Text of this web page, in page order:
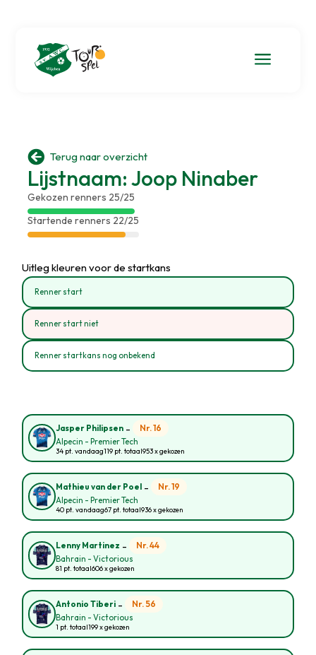
a
 Terug naar overzicht
Lijstnaam: Joop Ninaber
Gekozen renners 25/25
Startende renners 22/25
Uitleg kleuren voor de startkans
Renner start
Renner start niet
Renner startkans nog onbekend
Jasper Philipsen - Nr. 16
Alpecin - Premier Tech
34 pt. vandaag119 pt. totaal953 x gekozen
Mathieu van der Poel - Nr. 19
Alpecin - Premier Tech
40 pt. vandaag67 pt. totaal936 x gekozen
Lenny Martinez - Nr. 44
Bahrain - Victorious
81 pt. totaal606 x gekozen
Antonio Tiberi - Nr. 56
Bahrain - Victorious
1 pt. totaal199 x gekozen